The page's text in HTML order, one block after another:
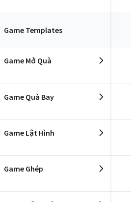
Tích hợp theo yêu cầu
Game Templates
Game Mở Quà
Game Quà Bay
Game Lật Hình
Game Ghép